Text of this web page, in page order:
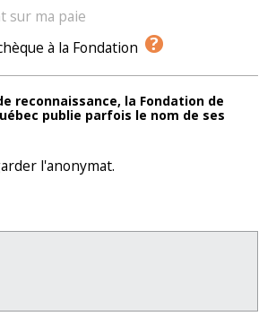
sur ma paie
à la Fondation
reconnaissance, la Fondation de
publie parfois le nom de ses
l'anonymat.